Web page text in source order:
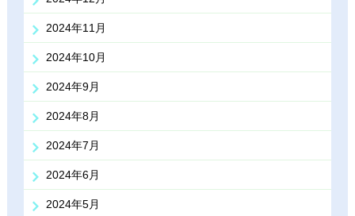
2024年11月
2024年10月
2024年9月
2024年8月
2024年7月
2024年6月
2024年5月